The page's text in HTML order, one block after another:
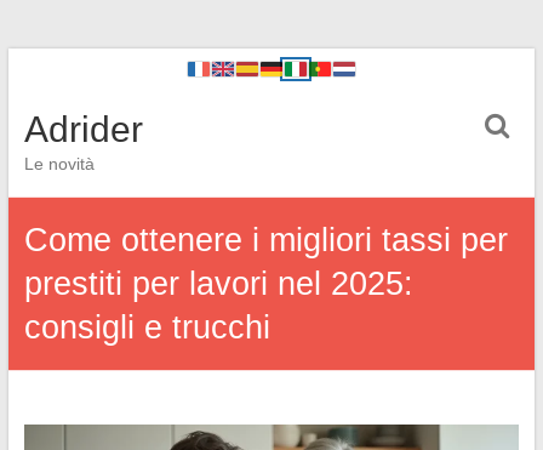
Adrider
Le novità
Come ottenere i migliori tassi per
prestiti per lavori nel 2025:
consigli e trucchi